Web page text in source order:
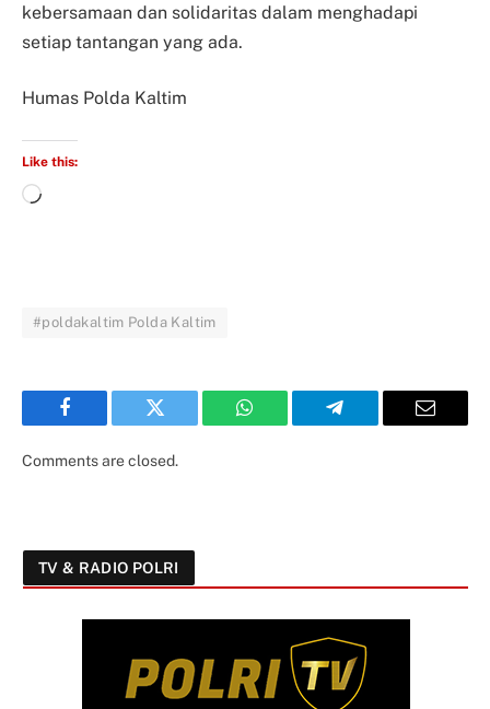
kebersamaan dan solidaritas dalam menghadapi
setiap tantangan yang ada.
Humas Polda Kaltim
Like this:
#poldakaltim Polda Kaltim
Facebook Twitter WhatsApp Telegram Email
Comments are closed.
TV & RADIO POLRI